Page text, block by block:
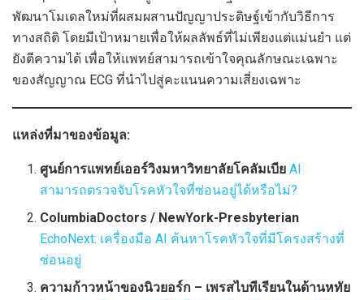
พัฒนาโมเดลใหม่ที่ผสมผสานปัญญาประดิษฐ์เข้ากับวิธีการ
ทางสถิติ โดยมีเป้าหมายเพื่อให้ผลลัพธ์ที่ไม่เพียงแต่แม่นยำ แต่
ยังตีความได้ เพื่อให้แพทย์สามารถเข้าใจคุณลักษณะเฉพาะ
ของสัญญาณ ECG ที่นำไปสู่คะแนนความเสี่ยงเฉพาะ
แหล่งที่มาของข้อมูล:
ศูนย์การแพทย์เออร์วิงมหาวิทยาลัยโคลัมเบีย AI
สามารถตรวจจับโรคหัวใจที่ซ่อนอยู่ได้หรือไม่?
ColumbiaDoctors / NewYork-Presbyterian
EchoNext: เครื่องมือ AI ค้นหาโรคหัวใจที่มีโครงสร้างที่
ซ่อนอยู่
ความก้าวหน้าของนิวยอร์ก – เพรสไบทีเรียนในด้านหทัย